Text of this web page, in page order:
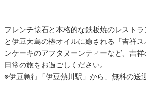
フレンチ懐石と本格的な鉄板焼のレスト
と伊豆大島の椿オイルに癒される「吉祥
ンケーキのアフタヌーンティーなど、吉
日常の旅をお過ごしください。
※伊豆急行「伊豆熱川駅」から、無料の送